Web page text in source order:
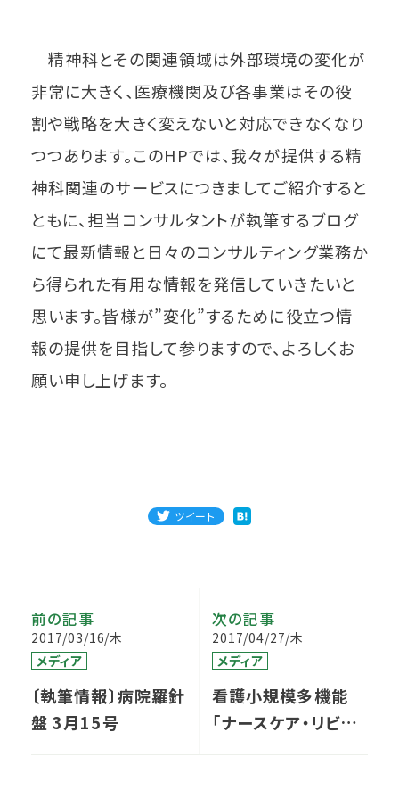
精神科とその関連領域は外部環境の変化が
非常に大きく、医療機関及び各事業はその役
割や戦略を大きく変えないと対応できなくなり
つつあります。このHPでは、我々が提供する精
神科関連のサービスにつきましてご紹介すると
ともに、担当コンサルタントが執筆するブログ
にて最新情報と日々のコンサルティング業務か
ら得られた有用な情報を発信していきたいと
思います。皆様が”変化”するために役立つ情
報の提供を目指して参りますので、よろしくお
願い申し上げます。
ツイート
前の記事
2017/03/16/木
メディア
〔執筆情報〕病院羅針
盤 3月15号
次の記事
2017/04/27/木
メディア
看護小規模多機能
「ナースケア・リビン